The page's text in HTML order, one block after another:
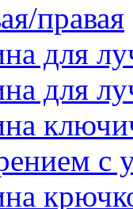
правая
для
для
с